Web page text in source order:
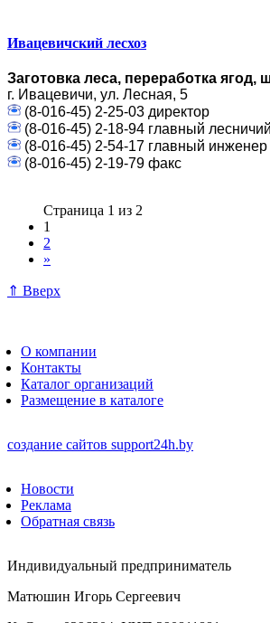
Ивацевичский лесхоз
Заготовка леса, переработка ягод,
г. Ивацевичи, ул. Лесная, 5
(8-016-45) 2-25-03 директор
(8-016-45) 2-18-94 главный лесничий
(8-016-45) 2-54-17 главный инженер
(8-016-45) 2-19-79 факс
Страница 1 из 2
1
2
»
⇑ Вверх
О компании
Контакты
Каталог организаций
Размещение в каталоге
создание сайтов support24h.by
Новости
Реклама
Обратная связь
Индивидуальный предприниматель
Матюшин Игорь Сергеевич